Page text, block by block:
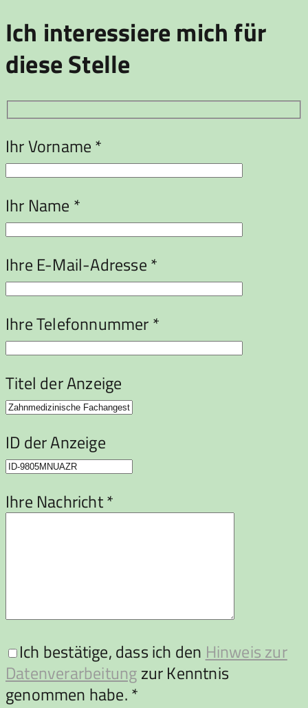
Ich interessiere mich für
diese Stelle
Ihr Vorname *
Ihr Name *
Ihre E-Mail-Adresse *
Ihre Telefonnummer *
Titel der Anzeige
ID der Anzeige
Ihre Nachricht *
Ich bestätige, dass ich den Hinweis zur
Datenverarbeitungzur Kenntnis
genommen habe. *